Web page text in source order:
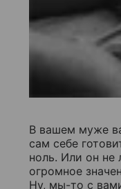
В вашем муже
сам себе
ноль. Или он не
огромное
Ну, мы-то с